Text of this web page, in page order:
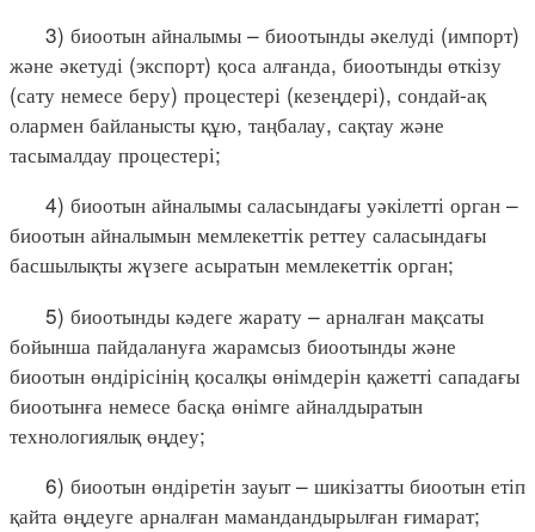
3) биоотын айналымы – биоотынды әкелуді (импорт)
және әкетуді (экспорт) қоса алғанда, биоотынды өткізу
(сату немесе беру) процестері (кезеңдері), сондай-ақ
олармен байланысты құю, таңбалау, сақтау және
тасымалдау процестері;
4) биоотын айналымы саласындағы уәкілетті орган –
биоотын айналымын мемлекеттік реттеу саласындағы
басшылықты жүзеге асыратын мемлекеттік орган;
5) биоотынды кәдеге жарату – арналған мақсаты
бойынша пайдалануға жарамсыз биоотынды және
биоотын өндірісінің қосалқы өнімдерін қажетті сападағы
биоотынға немесе басқа өнімге айналдыратын
технологиялық өңдеу;
6) биоотын өндіретін зауыт – шикізатты биоотын етіп
қайта өңдеуге арналған мамандандырылған ғимарат;